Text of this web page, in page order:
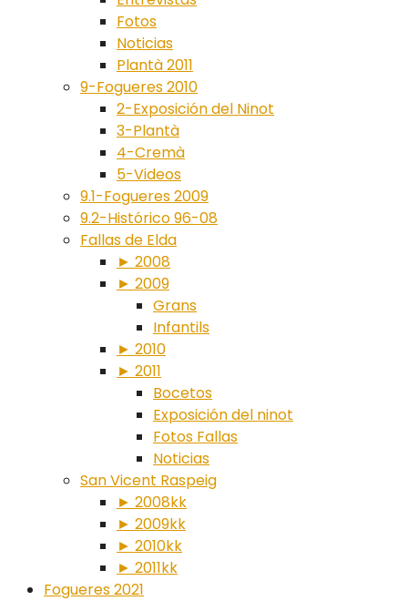
Fotos
Noticias
Plantà 2011
9-Fogueres 2010
2-Exposición del Ninot
3-Plantà
4-Cremà
5-Videos
9.1-Fogueres 2009
9.2-Histórico 96-08
Fallas de Elda
► 2008
► 2009
Grans
Infantils
► 2010
► 2011
Bocetos
Exposición del ninot
Fotos Fallas
Noticias
San Vicent Raspeig
► 2008kk
► 2009kk
► 2010kk
► 2011kk
Fogueres 2021